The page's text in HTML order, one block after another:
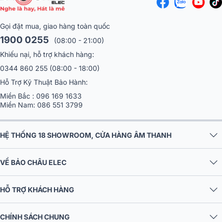
Âm trung (mid) cũng được Yamaha cân chỉnh kỹ lưỡng, mang lại sự
ấm áp, không bị lấn át bởi bass hay treble. Chính nhờ sự cân bằng
và hài hòa này mà Yamaha NS-B330 có thể phù hợp với nhiều thể
loại nhạc khác nhau. Đây là lý do dòng loa bookshelf này được đánh
nghiệm âm thanh trung thực, tinh tế ngay tại nhà.
Gọi đặt mua, giao hàng toàn quốc
1900 0255
(08:00 - 21:00)
Khiếu nại, hỗ trợ khách hàng:
0344 860 255 (08:00 - 18:00)
Hỗ Trợ Kỹ Thuật Bảo Hành:
Miền Bắc : 096 169 1633
Miền Nam: 086 551 3799
HỆ THỐNG 18 SHOWROOM, CỬA HÀNG ÂM THANH
VỀ BẢO CHÂU ELEC
HỖ TRỢ KHÁCH HÀNG
CHÍNH SÁCH CHUNG